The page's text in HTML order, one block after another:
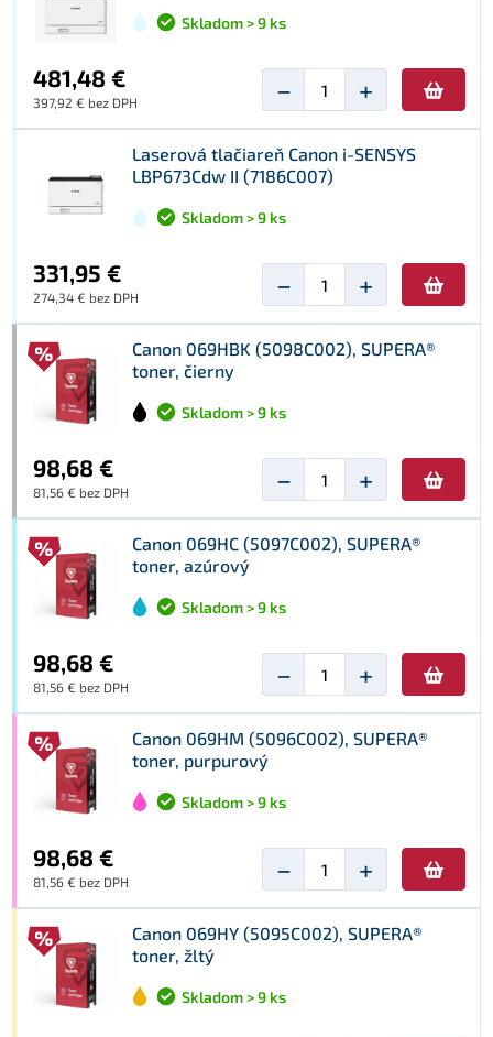
Skladom > 9 ks
481,48 €
397,92 € bez DPH − +
Laserová tlačiareň Canon i-SENSYS
LBP673Cdw II (7186C007)
Skladom > 9 ks
331,95 €
274,34 € bez DPH − +
Canon 069HBK (5098C002), SUPERA®
toner, čierny
Skladom > 9 ks
98,68 €
81,56 € bez DPH − +
Canon 069HC (5097C002), SUPERA®
toner, azúrový
Skladom > 9 ks
98,68 €
81,56 € bez DPH − +
Canon 069HM (5096C002), SUPERA®
toner, purpurový
Skladom > 9 ks
98,68 €
81,56 € bez DPH − +
Canon 069HY (5095C002), SUPERA®
toner, žltý
Skladom > 9 ks